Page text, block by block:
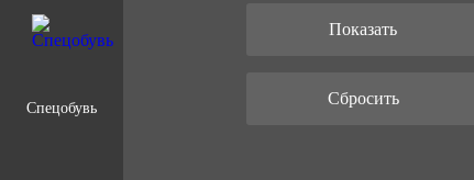
Спецобувь